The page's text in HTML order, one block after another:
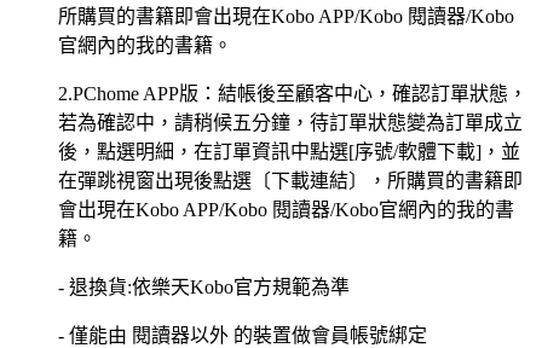
所購買的書籍即會出現在Kobo APP/Kobo 閱讀器/Kobo
官網內的我的書籍。
2.PChome APP版：結帳後至顧客中心，確認訂單狀態，
若為確認中，請稍候五分鐘，待訂單狀態變為訂單成立
後，點選明細，在訂單資訊中點選[序號/軟體下載]，並
在彈跳視窗出現後點選〔下載連結〕，所購買的書籍即
會出現在Kobo APP/Kobo 閱讀器/Kobo官網內的我的書
籍。
- 退換貨:依樂天Kobo官方規範為準
- 僅能由 閱讀器以外 的裝置做會員帳號綁定